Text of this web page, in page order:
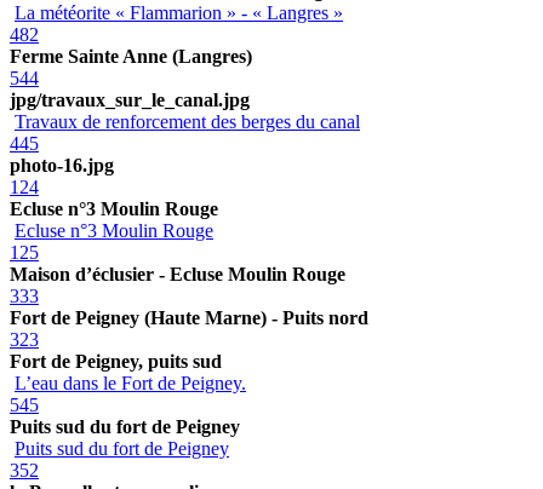
La météorite « Flammarion » - « Langres »
482
Ferme Sainte Anne (Langres)
544
jpg/travaux_sur_le_canal.jpg
Travaux de renforcement des berges du canal
445
photo-16.jpg
124
Ecluse n°3 Moulin Rouge
Ecluse n°3 Moulin Rouge
125
Maison d’éclusier - Ecluse Moulin Rouge
333
Fort de Peigney (Haute Marne) - Puits nord
323
Fort de Peigney, puits sud
L’eau dans le Fort de Peigney.
545
Puits sud du fort de Peigney
Puits sud du fort de Peigney
352